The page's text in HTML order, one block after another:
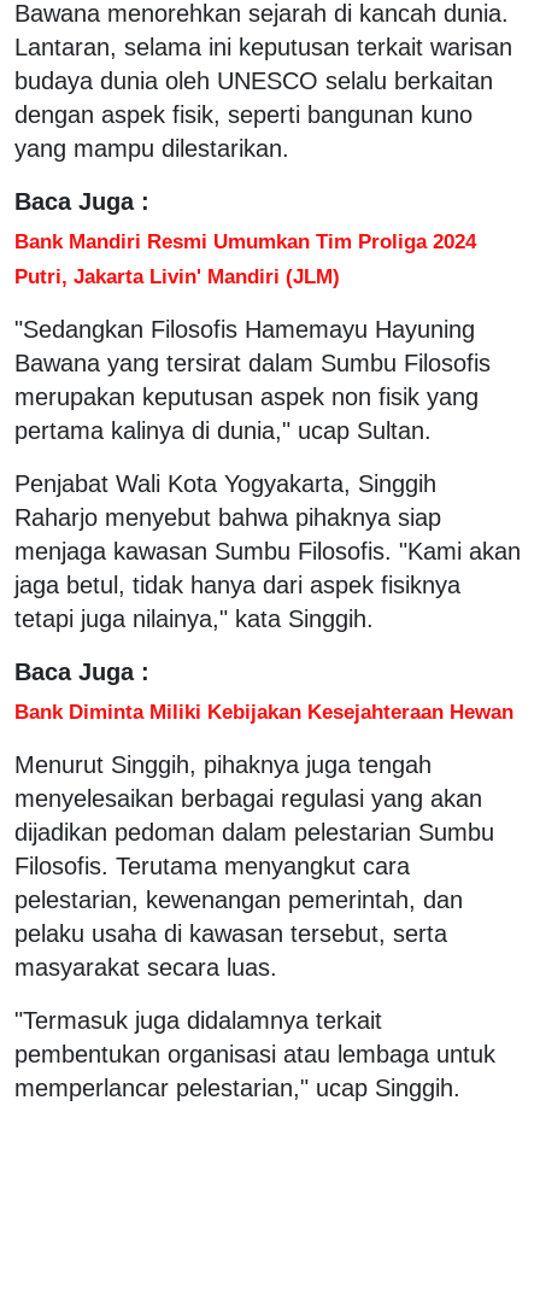
Bawana menorehkan sejarah di kancah dunia.
Lantaran, selama ini keputusan terkait warisan
budaya dunia oleh UNESCO selalu berkaitan
dengan aspek fisik, seperti bangunan kuno
yang mampu dilestarikan.
Baca Juga :
Bank Mandiri Resmi Umumkan Tim Proliga 2024
Putri, Jakarta Livin' Mandiri (JLM)
"Sedangkan Filosofis Hamemayu Hayuning
Bawana yang tersirat dalam Sumbu Filosofis
merupakan keputusan aspek non fisik yang
pertama kalinya di dunia," ucap Sultan.
Penjabat Wali Kota Yogyakarta, Singgih
Raharjo menyebut bahwa pihaknya siap
menjaga kawasan Sumbu Filosofis. "Kami akan
jaga betul, tidak hanya dari aspek fisiknya
tetapi juga nilainya," kata Singgih.
Baca Juga :
Bank Diminta Miliki Kebijakan Kesejahteraan Hewan
Menurut Singgih, pihaknya juga tengah
menyelesaikan berbagai regulasi yang akan
dijadikan pedoman dalam pelestarian Sumbu
Filosofis. Terutama menyangkut cara
pelestarian, kewenangan pemerintah, dan
pelaku usaha di kawasan tersebut, serta
masyarakat secara luas.
"Termasuk juga didalamnya terkait
pembentukan organisasi atau lembaga untuk
memperlancar pelestarian," ucap Singgih.